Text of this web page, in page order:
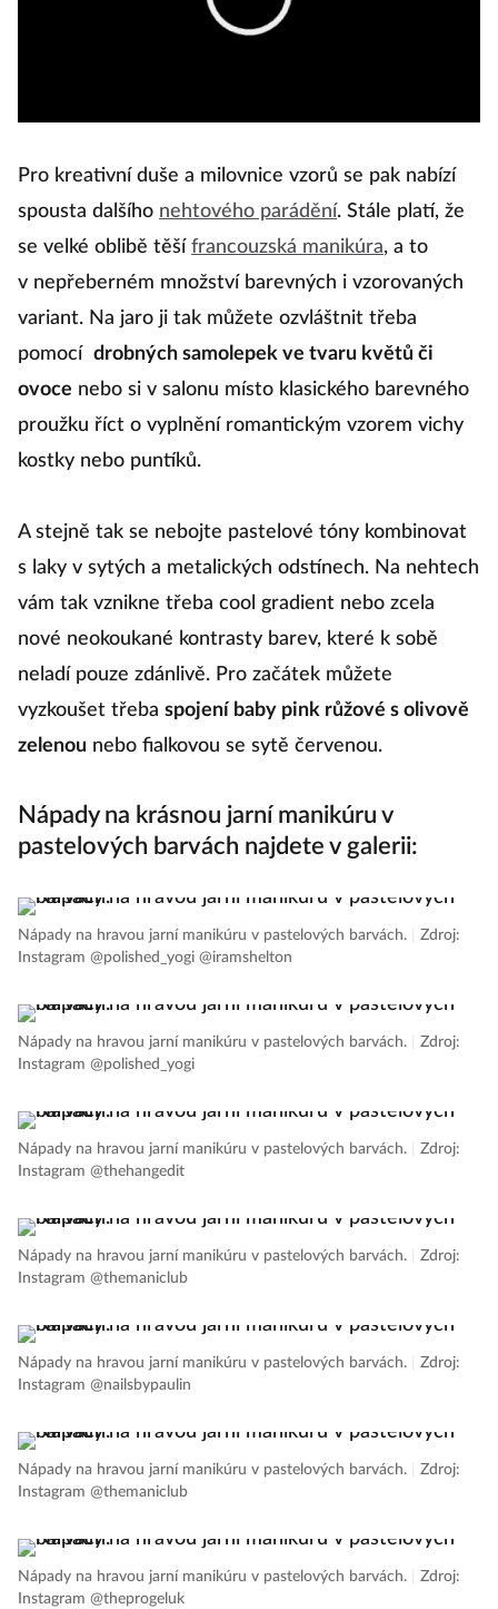
Pro kreativní duše a milovnice vzorů se pak nabízí
spousta dalšího nehtového parádění. Stále platí, že
se velké oblibě těší francouzská manikúra, a to
v nepřeberném množství barevných i vzorovaných
variant. Na jaro ji tak můžete ozvláštnit třeba
pomocí drobných samolepek ve tvaru květů či
ovoce nebo si v salonu místo klasického barevného
proužku říct o vyplnění romantickým vzorem vichy
kostky nebo puntíků.
A stejně tak se nebojte pastelové tóny kombinovat
s laky v sytých a metalických odstínech. Na nehtech
vám tak vznikne třeba cool gradient nebo zcela
nové neokoukané kontrasty barev, které k sobě
neladí pouze zdánlivě. Pro začátek můžete
vyzkoušet třeba spojení baby pink růžové s olivově
zelenou nebo fialkovou se sytě červenou.
Nápady na krásnou jarní manikúru v
pastelových barvách najdete v galerii:
Nápady na hravou jarní manikúru v pastelových barvách.
Zdroj:
Instagram @polished_yogi @iramshelton
Nápady na hravou jarní manikúru v pastelových barvách.
Zdroj:
Instagram @polished_yogi
Nápady na hravou jarní manikúru v pastelových barvách.
Zdroj:
Instagram @thehangedit
Nápady na hravou jarní manikúru v pastelových barvách.
Zdroj:
Instagram @themaniclub
Nápady na hravou jarní manikúru v pastelových barvách.
Zdroj:
Instagram @nailsbypaulin
Nápady na hravou jarní manikúru v pastelových barvách.
Zdroj:
Instagram @themaniclub
Nápady na hravou jarní manikúru v pastelových barvách.
Zdroj:
Instagram @theprogeluk